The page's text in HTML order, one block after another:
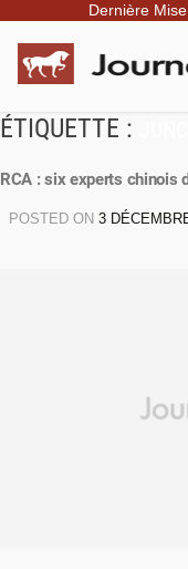
Dernière
ÉTIQUETTE :
RCA : six experts chinois
POSTED ON 3